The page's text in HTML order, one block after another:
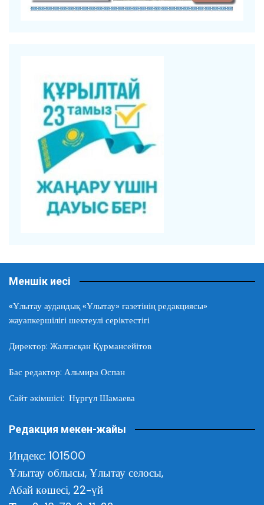
Меншік иесі
«Ұлытау аудандық «Ұлытау» газетінің редакциясы»
жауапкершілігі шектеулі серіктестігі
Директор: Жалғасқан Құрмансейітов
Бас редактор: Альмира Оспан
Сайт әкімшісі: Нұргүл Шамаева
Редакция мекен-жайы
Индекс: 101500
Ұлытау облысы, Ұлытау селосы,
Абай көшесі, 22-үй